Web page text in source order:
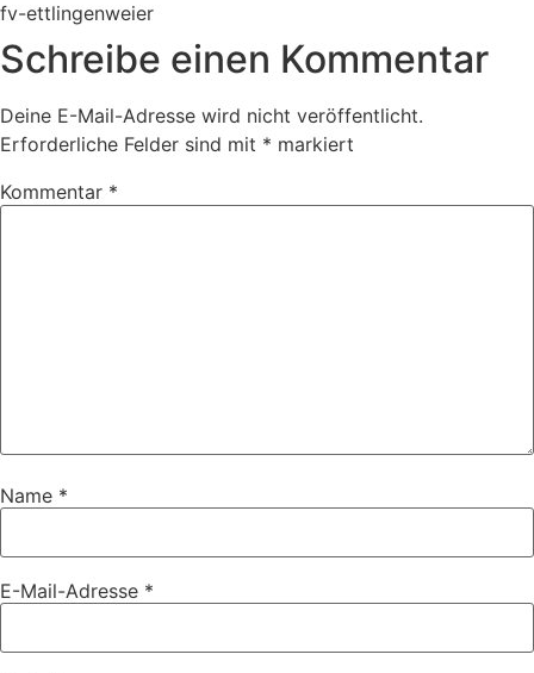
fv-ettlingenweier
Schreibe einen Kommentar
Deine E-Mail-Adresse wird nicht veröffentlicht.
Erforderliche Felder sind mit * markiert
Kommentar *
Name *
E-Mail-Adresse *